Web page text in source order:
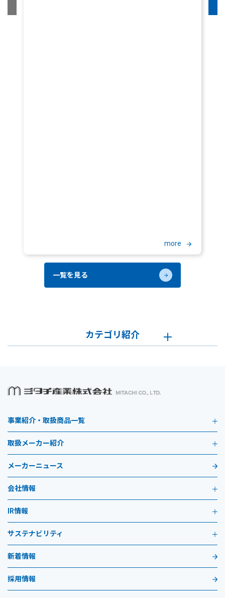
more
一覧を見る
カテゴリ紹介
事業紹介・取扱商品一覧
取扱メーカー紹介
メーカーニュース
会社情報
IR情報
サステナビリティ
新着情報
採用情報